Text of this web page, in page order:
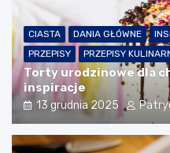
CIASTA DANIA GŁÓWNE
PRZEPISY
PRZEPISY
Torty urodzinowe dla
inspiracje
13 grudnia 2025